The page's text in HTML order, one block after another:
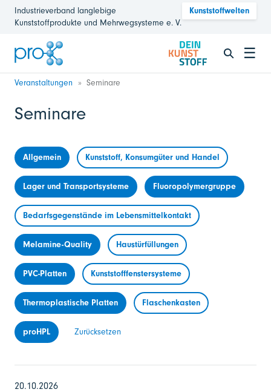
Industrieverband langlebige
Kunststoffprodukte und Mehrwegsysteme e. V.
Kunststoffwelten
☰
Veranstaltungen Seminare
Seminare
Allgemein Kunststoff, Konsumgüter und Handel
Lager und Transportsysteme Fluoropolymergruppe
Bedarfsgegenstände im Lebensmittelkontakt
Melamine-Quality Haustürfüllungen
PVC-Platten Kunststofffenstersysteme
Thermoplastische Platten Flaschenkasten
proHPL Zurücksetzen
20.10.2026